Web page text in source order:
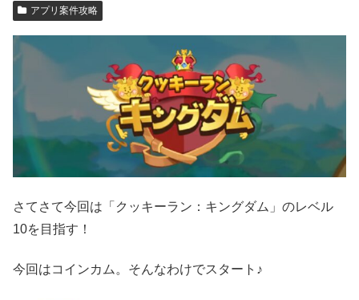
アプリ案件攻略
さてさて今回は「クッキーラン：キングダム」のレベル
10を目指す！
今回はコインカム。そんなわけでスタート♪